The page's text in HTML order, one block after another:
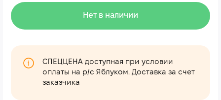
Нет в наличии
СПЕЦЦЕНА доступная при условии
оплаты на р/с Яблуком. Доставка за счет
заказчика